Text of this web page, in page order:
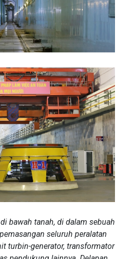
bawah tanah, di dalam sebuah
seluruh peralatan
turbin-generator, transformator